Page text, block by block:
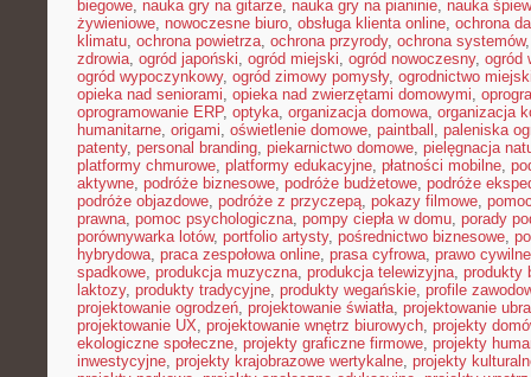
biegowe, nauka gry na gitarze, nauka gry na pianinie, nauka
żywieniowe, nowoczesne biuro, obsługa klienta online, ochrona
klimatu, ochrona powietrza, ochrona przyrody, ochrona systemów
zdrowia, ogród japoński, ogród miejski, ogród nowoczesny, ogród
ogród wypoczynkowy, ogród zimowy pomysły, ogrodnictwo
opieka nad seniorami, opieka nad zwierzętami domowymi,
oprogramowanie ERP, optyka, organizacja domowa, organizacja
humanitarne, origami, oświetlenie domowe, paintball , paleniska
patenty, personal branding, piekarnictwo domowe, pielęgnacja
platformy chmurowe, platformy edukacyjne, płatności mobilne,
aktywne, podróże biznesowe, podróże budżetowe, podróże
podróże objazdowe, podróże z przyczepą, pokazy filmowe,
prawna, pomoc psychologiczna, pompy ciepła w domu, porady
porównywarka lotów, portfolio artysty, pośrednictwo biznesowe,
hybrydowa, praca zespołowa online, prasa cyfrowa, prawo
spadkowe, produkcja muzyczna, produkcja telewizyjna, produkty
laktozy, produkty tradycyjne, produkty wegańskie, profile
projektowanie ogrodzeń, projektowanie światła, projektowanie
projektowanie UX, projektowanie wnętrz biurowych, projekty
ekologiczne społeczne, projekty graficzne firmowe, projekty
inwestycyjne, projekty krajobrazowe wertykalne, projekty